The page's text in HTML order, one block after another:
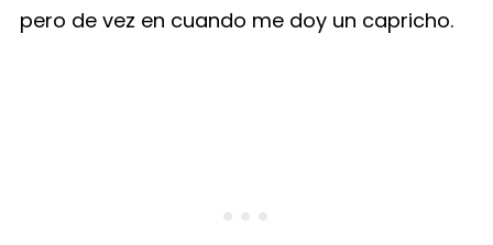
pero de vez en cuando me doy un capricho.